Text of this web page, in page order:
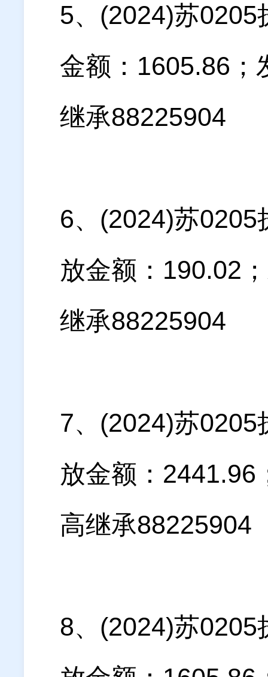
5、(2024)苏0205
金额：1605.86；
继承88225904
6、(2024)苏
放金额：190.02
继承88225904
7、(2024)苏
放金额：2441.96
高继承88225904
8、(2024)苏0205